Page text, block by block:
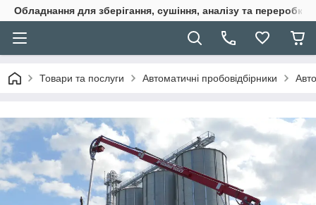
Обладнання для зберігання, сушіння, аналізу та переробки
Товари та послуги Автоматичні пробовідбірники